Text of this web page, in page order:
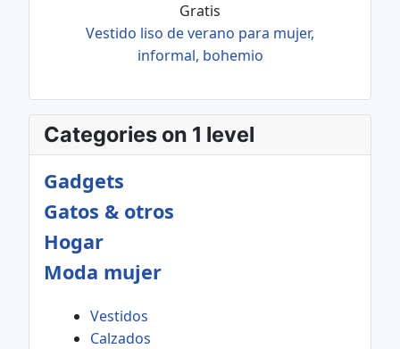
Gratis
Vestido liso de verano para mujer,
informal, bohemio
Categories on 1 level
Gadgets
Gatos & otros
Hogar
Moda mujer
Vestidos
Calzados